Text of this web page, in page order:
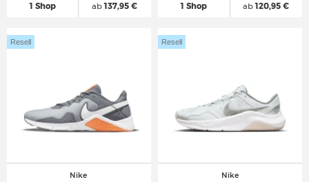
1 Shop ab137,95 € 1 Shop ab120,95 €
Nike
Resell
Nike
Resell